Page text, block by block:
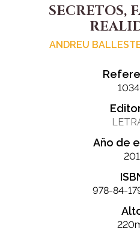
SECRETOS,
ANDREU
Año de
978-84-